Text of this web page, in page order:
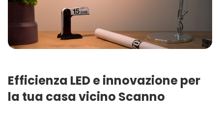
Efficienza LED e innovazione per
la tua casa vicino Scanno